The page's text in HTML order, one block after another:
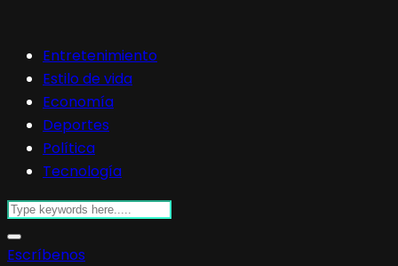
Entretenimiento
Estilo de vida
Economía
Deportes
Política
Tecnología
Escríbenos